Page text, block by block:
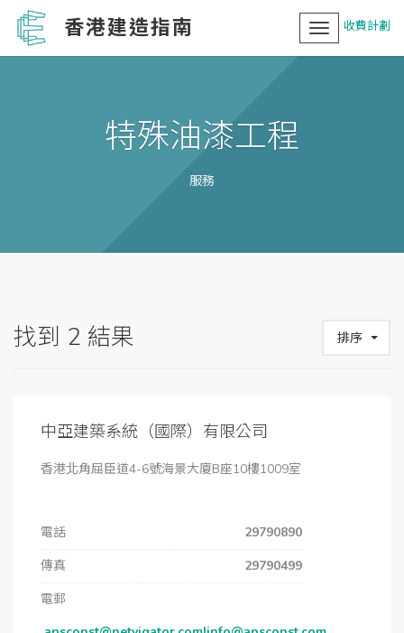
香港建造指南 收費計劃
Toggle
navigation
特殊油漆工程
服務
找到 2 結果 排序
中亞建築系統（國際）有限公司
香港北角屈臣道4-6號海景大廈B座10樓1009室
電話
29790890
傳真
29790499
電郵